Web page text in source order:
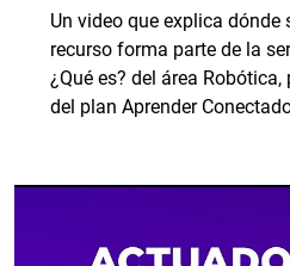
Un video que explica dónde
recurso forma parte de la
¿Qué es? del área
del plan Aprender